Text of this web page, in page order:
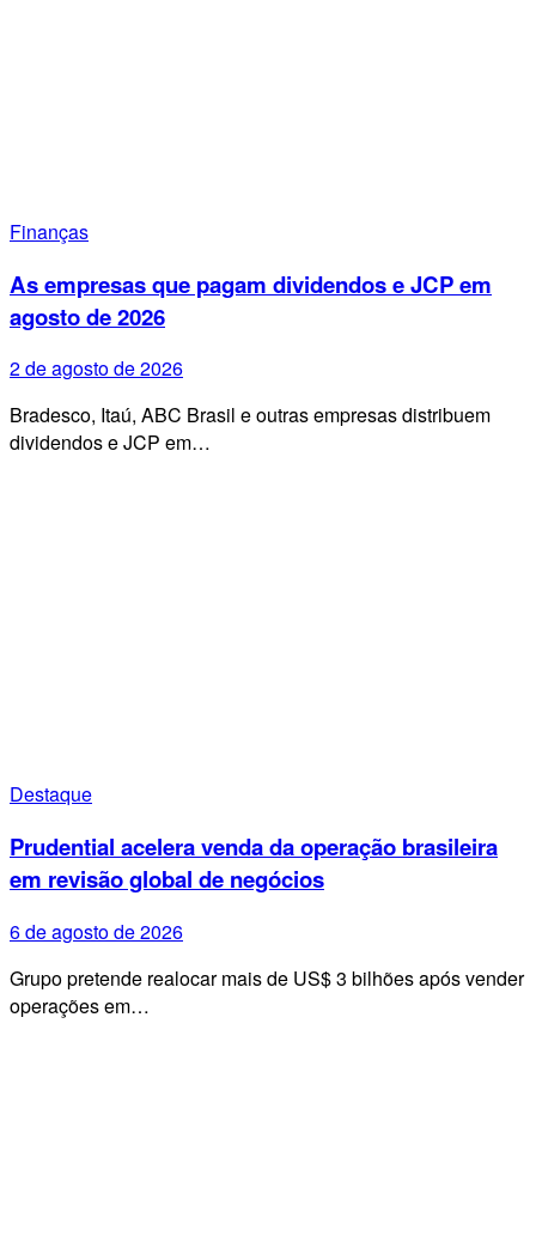
Finanças
As empresas que pagam dividendos e JCP em
agosto de 2026
2 de agosto de 2026
Bradesco, Itaú, ABC Brasil e outras empresas distribuem
dividendos e JCP em…
Destaque
Prudential acelera venda da operação brasileira
em revisão global de negócios
6 de agosto de 2026
Grupo pretende realocar mais de US$ 3 bilhões após vender
operações em…